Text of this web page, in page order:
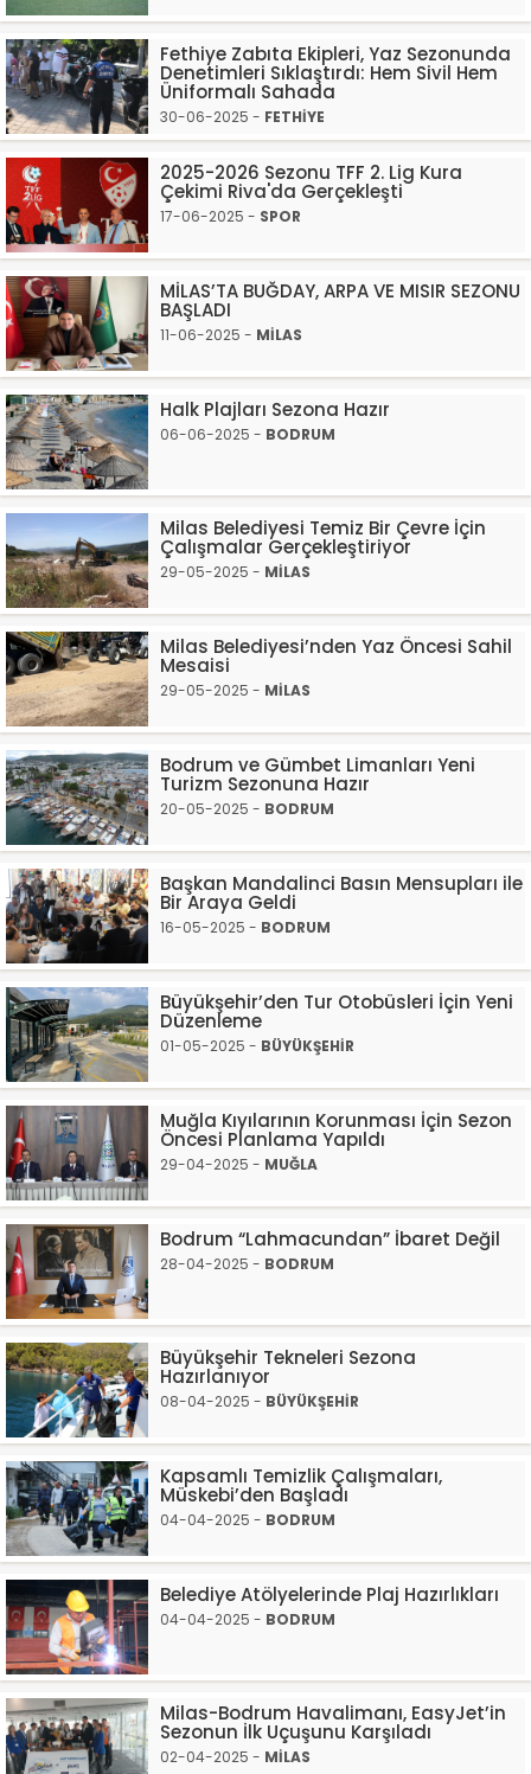
Fethiye Zabıta Ekipleri, Yaz Sezonunda
Denetimleri Sıklaştırdı: Hem Sivil Hem
Üniformalı Sahada
30-06-2025 - FETHİYE
2025-2026 Sezonu TFF 2. Lig Kura
Çekimi Riva'da Gerçekleşti
17-06-2025 - SPOR
MİLAS’TA BUĞDAY, ARPA VE MISIR SEZONU
BAŞLADI
11-06-2025 - MİLAS
Halk Plajları Sezona Hazır
06-06-2025 - BODRUM
Milas Belediyesi Temiz Bir Çevre İçin
Çalışmalar Gerçekleştiriyor
29-05-2025 - MİLAS
Milas Belediyesi’nden Yaz Öncesi Sahil
Mesaisi
29-05-2025 - MİLAS
Bodrum ve Gümbet Limanları Yeni
Turizm Sezonuna Hazır
20-05-2025 - BODRUM
Başkan Mandalinci Basın Mensupları ile
Bir Araya Geldi
16-05-2025 - BODRUM
Büyükşehir’den Tur Otobüsleri İçin Yeni
Düzenleme
01-05-2025 - BÜYÜKŞEHİR
Muğla Kıyılarının Korunması İçin Sezon
Öncesi Planlama Yapıldı
29-04-2025 - MUĞLA
Bodrum “Lahmacundan” İbaret Değil
28-04-2025 - BODRUM
Büyükşehir Tekneleri Sezona
Hazırlanıyor
08-04-2025 - BÜYÜKŞEHİR
Kapsamlı Temizlik Çalışmaları,
Müskebi’den Başladı
04-04-2025 - BODRUM
Belediye Atölyelerinde Plaj Hazırlıkları
04-04-2025 - BODRUM
Milas-Bodrum Havalimanı, EasyJet’in
Sezonun İlk Uçuşunu Karşıladı
02-04-2025 - MİLAS